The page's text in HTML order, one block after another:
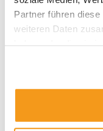
Partner führen
weiteren Daten
Ali
Ali Masarwah
Fonds und